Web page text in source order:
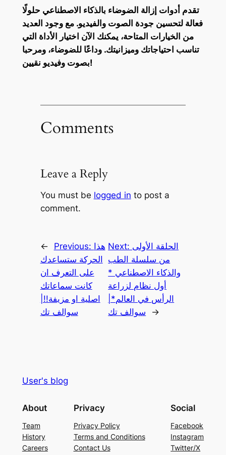
تقدم أدوات إزالة الضوضاء بالذكاء الاصطناعي حلولًا
فعالة لتحسين جودة الصوت والفيديو. مع وجود العديد
من الخيارات المتاحة، يمكنك الآن اختيار الأداة التي
تناسب احتياجاتك وميزانيتك. وداعًا للضوضاء، ومرحبا
بصوت وفيديو نقيين!
Comments
Leave a Reply
You must be logged in to post a
comment.
← Previous: هذا
الحركة ستساعدك
على التعرف ان
كانت سماعاتك
اصلية او مزيفة!!|
سوالف تك
Next: الحلقة الأولى
من سلسلة الطب
والذكاء الاصطناعي *
أول نظام لزراعة
الرأس في العالم*|
سوالف تك
→
User's blog
About
Team
History
Careers
Privacy
Privacy Policy
Terms and Conditions
Contact Us
Social
Facebook
Instagram
Twitter/X